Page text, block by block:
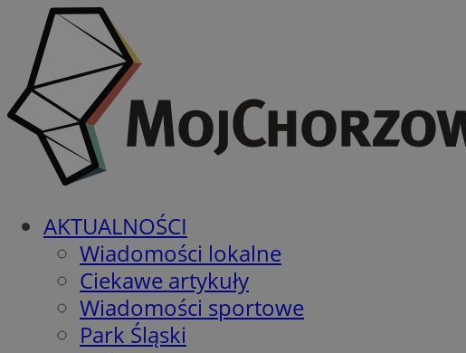
AKTUALNOŚCI
Wiadomości lokalne
Ciekawe artykuły
Wiadomości sportowe
Park Śląski